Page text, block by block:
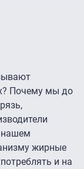
Почему мы до
нашем
жирные
и на